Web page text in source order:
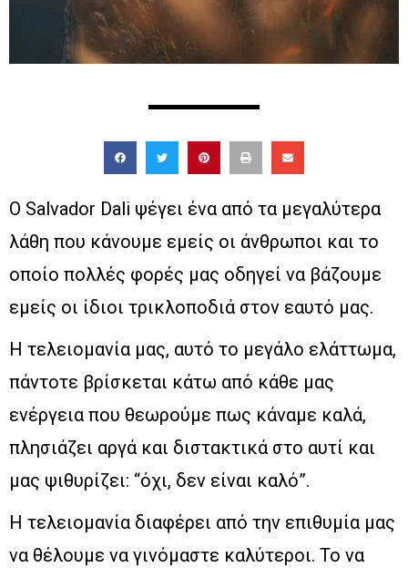
Ο Salvador Dali ψέγει ένα από τα μεγαλύτερα
λάθη που κάνουμε εμείς οι άνθρωποι και το
οποίο πολλές φορές μας οδηγεί να βάζουμε
εμείς οι ίδιοι τρικλοποδιά στον εαυτό μας.
Η τελειομανία μας, αυτό το μεγάλο ελάττωμα,
πάντοτε βρίσκεται κάτω από κάθε μας
ενέργεια που θεωρούμε πως κάναμε καλά,
πλησιάζει αργά και διστακτικά στο αυτί και
μας ψιθυρίζει: “όχι, δεν είναι καλό”.
Η τελειομανία διαφέρει από την επιθυμία μας
να θέλουμε να γινόμαστε καλύτεροι. Το να